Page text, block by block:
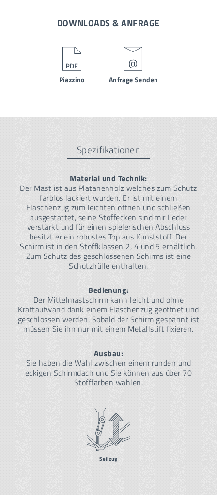
DOWNLOADS & ANFRAGE
Piazzino Anfrage Senden
Spezifikationen
Material und Technik:
Der Mast ist aus Platanenholz welches zum Schutz
farblos lackiert wurden. Er ist mit einem
Flaschenzug zum leichten öffnen und schließen
ausgestattet, seine Stoffecken sind mir Leder
verstärkt und für einen spielerischen Abschluss
besitzt er ein robustes Top aus Kunststoff. Der
Schirm ist in den Stoffklassen 2, 4 und 5 erhältlich.
Zum Schutz des geschlossenen Schirms ist eine
Schutzhülle enthalten.
Bedienung:
Der Mittelmastschirm kann leicht und ohne
Kraftaufwand dank einem Flaschenzug geöffnet und
geschlossen werden. Sobald der Schirm gespannt ist
müssen Sie ihn nur mit einem Metallstift fixieren.
Ausbau:
Sie haben die Wahl zwischen einem runden und
eckigen Schirmdach und Sie können aus über 70
Stofffarben wählen.
Seilzug